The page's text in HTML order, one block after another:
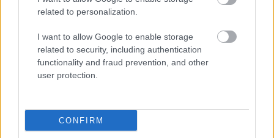
related to personalization.
I want to allow Google to enable storage
related to security, including authentication
functionality and fraud prevention, and other
user protection.
CONFIRM